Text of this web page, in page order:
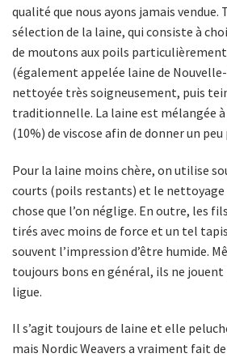
qualité que nous ayons jamais vendue.
sélection de la laine, qui consiste à
de moutons aux poils
(également appelée laine de
nettoyée très soigneusement, puis
traditionnelle. La laine est mélangée
(10%) de viscose afin de donner un peu
Pour la laine moins chère, on utilise
courts (poils restants) et le nettoyage
chose que l’on néglige. En outre, les
tirés avec moins de force et un tel
souvent l’impression d’être humide.
toujours bons en général, ils ne jouent
ligue.
Il s’agit toujours de laine et elle
mais Nordic Weavers a vraiment fait